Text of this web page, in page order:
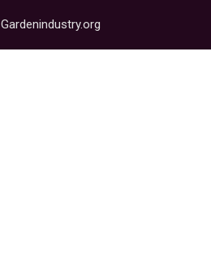
Gardenindustry.org